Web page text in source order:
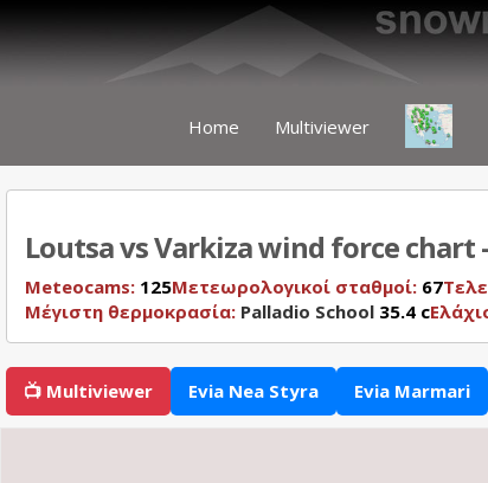
Home Multiviewer
Loutsa vs Varkiza wind force chart
Meteocams: 125Μετεωρολογικοί σταθμοί: 67
Μέγιστη θερμοκρασία: Palladio School 35.4 c
📺 Multiviewer Evia Nea Styra Evia Marmari